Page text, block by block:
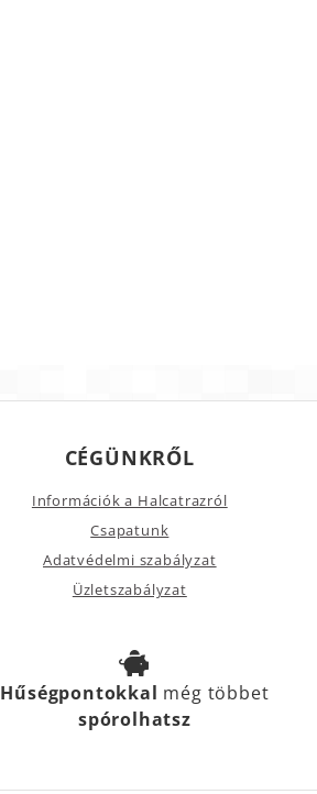
CÉGÜNKRŐL
Információk a Halcatrazról
Csapatunk
Adatvédelmi szabályzat
Üzletszabályzat
Hűségpontokkal még többet
spórolhatsz